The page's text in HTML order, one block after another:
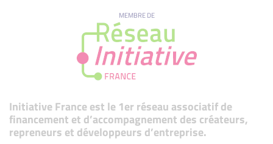
MEMBRE DE
Initiative France est le 1er réseau associatif de
financement et d’accompagnement des créateurs,
repreneurs et développeurs d’entreprise.